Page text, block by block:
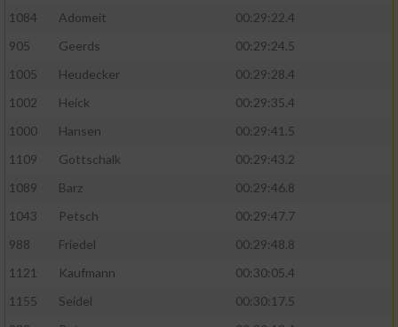
1084
Adomeit
00:29:22.4
905
Geerds
00:29:24.5
1005
Heudecker
00:29:28.4
1002
Heick
00:29:35.4
1000
Hansen
00:29:41.5
1109
Gottschalk
00:29:43.2
1089
Barz
00:29:46.8
1043
Petsch
00:29:47.7
988
Friedel
00:29:48.8
1121
Kaufmann
00:30:05.4
1155
Seidel
00:30:17.5